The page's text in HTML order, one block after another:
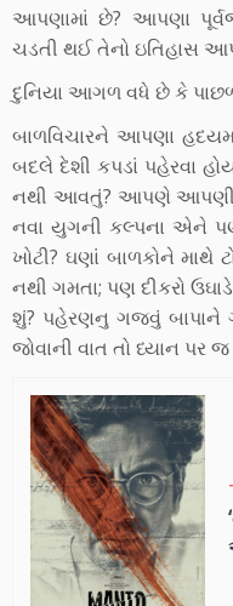
આપણામાં છે? આપણા
ચડતી થઈ તેનો ઇતિહાસ
દુનિયા આગળ વધે છે કે
બાળવિચારને આપણા
બદલે દેશી કપડાં પહેરવા
નથી આવતું? આપણે આપણી
નવા યુગની કલ્પના એને
ખોટી? ઘણાં બાળકોને માથે
નથી ગમતા; પણ દીકરો
શું? પહેરણનુ ગજવું બાપાને
જોવાની વાત તો ધ્યાન પર